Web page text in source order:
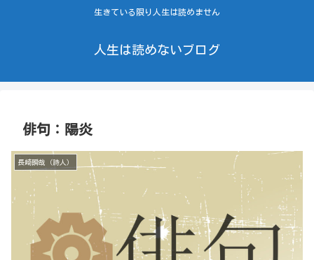
生きている限り人生は読めません
人生は読めないブログ
俳句：陽炎
長崎瞬哉（詩人）